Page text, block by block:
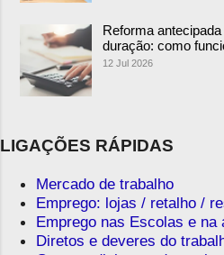
Reforma
duração: como
12 Jul 2026
LIGAÇÕES RÁPIDAS
Mercado de trabalho
Emprego: lojas / retalho /
Emprego nas Escolas e na
Diretos e deveres do